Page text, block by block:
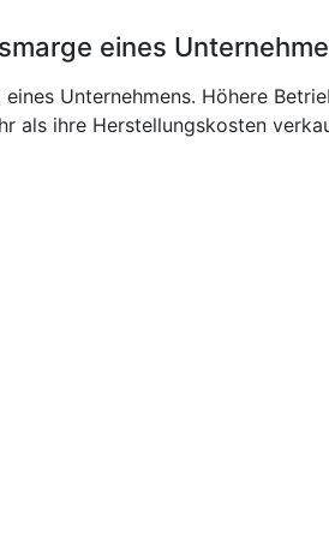
eines
Unternehmens. Höhere
als ihre Herstellungskosten